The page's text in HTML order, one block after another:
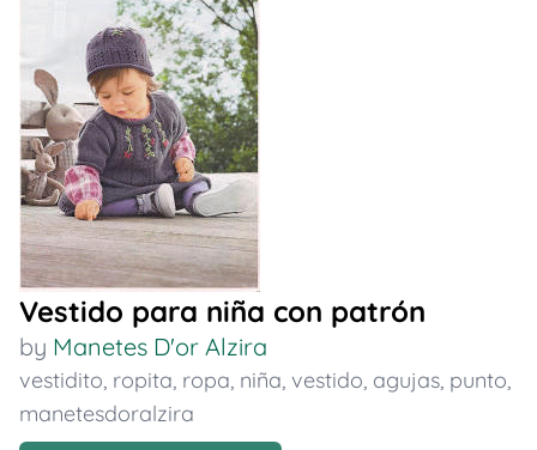
Vestido para niña con patrón
by Manetes D'or Alzira
vestidito, ropita, ropa, niña, vestido, agujas, punto,
manetesdoralzira